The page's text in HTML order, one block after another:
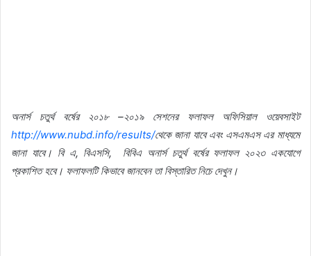
অনার্স চতুর্থ বর্ষের ২০১৮–২০১৯ সেশনের ফলাফল অফিসিয়াল
ওয়েবসাইট
http://www.nubd.info/results/থেকে জানা যাবে এবং এসএমএস এর মাধ্যমে
জানা যাবে। বি এ, বিএসসি, বিবিএ অনার্স চতুর্থ বর্ষের ফলাফল ২০২৩ একযোগে
প্রকাশিত হবে। ফলাফলটি কিভাবে জানবেন তা বিস্তারিত নিচে দেখুন।